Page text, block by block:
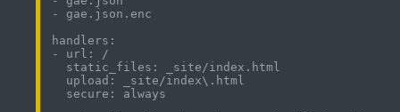
- gae.json.enc
handlers:
- url: /
  static_files: _site/index.html
  upload: _site/index\.html
  secure: always